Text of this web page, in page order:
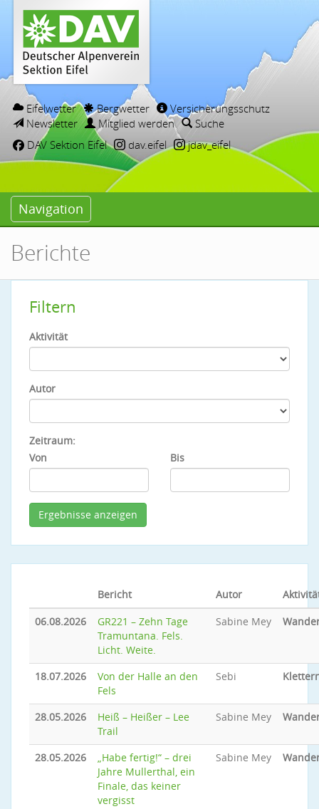
Eifelwetter Bergwetter
Versicherungsschutz
Newsletter
Mitglied werden
Suche
DAV Sektion Eifel
dav.eifel jdav_eifel
Navigation
Berichte
Filtern
Aktivität
Autor
Zeitraum:
Von
Bis
Bericht Autor
06.08.2026
GR221 – Zehn Tage
Tramuntana. Fels.
Licht. Weite.
Sabine Mey
18.07.2026
Von der Halle an den
Fels
Sebi
28.05.2026
Heiß – Heißer – Lee
Trail
Sabine Mey
28.05.2026
„Habe fertig!“ – drei
Jahre Mullerthal, ein
Finale, das keiner
vergisst
Sabine Mey